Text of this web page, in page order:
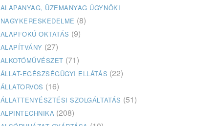
ALAPANYAG, ÜZEMANYAG ÜGYNÖKI
NAGYKERESKEDELME (8)
ALAPFOKÚ OKTATÁS (9)
ALAPÍTVÁNY (27)
ALKOTÓMŰVÉSZET (71)
ÁLLAT-EGÉSZSÉGÜGYI ELLÁTÁS (22)
ÁLLATORVOS (16)
ÁLLATTENYÉSZTÉSI SZOLGÁLTATÁS (51)
ALPINTECHNIKA (208)